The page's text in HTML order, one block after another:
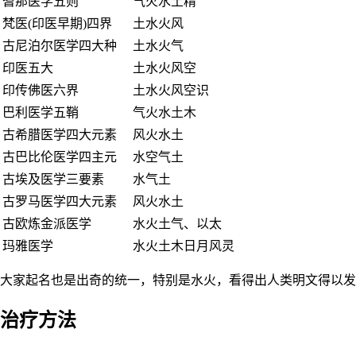
梵医(印医早期)四界
土水火风
古尼泊尔医学四大种
土水火气
印医五大
土水火风空
印传佛医六界
土水火风空识
巴利医学五鞘
气火水土木
古希腊医学四大元素
风火水土
古巴比伦医学四主元
水空气土
古埃及医学三要素
水气土
古罗马医学四大元素
风火水土
古欧炼金派医学
水火土气、以太
玛雅医学
水火土木日月风灵
大家起名也是出奇的统一，特别是水火，看得出人类明文得以
治疗方法